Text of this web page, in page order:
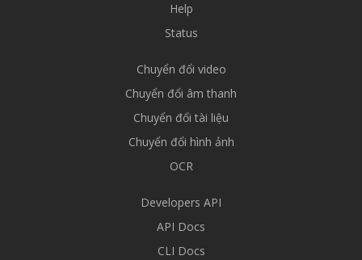
Help
Status
Chuyển đổi video
Chuyển đổi âm thanh
Chuyển đổi tài liệu
Chuyển đổi hình ảnh
OCR
Developers API
API Docs
CLI Docs